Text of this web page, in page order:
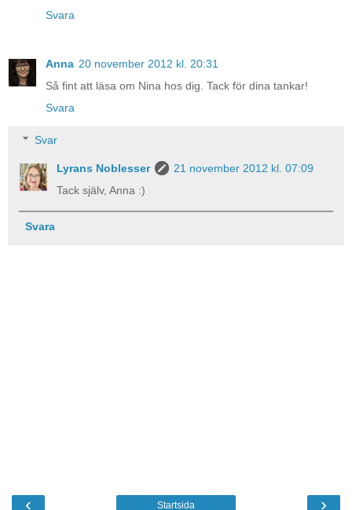
Svara
Anna 20 november 2012 kl. 20:31
Så fint att läsa om Nina hos dig. Tack för dina tankar!
Svara
Svar
Lyrans Noblesser
21 november 2012 kl. 07:09
Tack själv, Anna :)
Svara
‹ ›
Startsida